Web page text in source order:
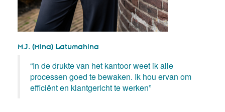
M.J. (Mina) Latumahina
“In de drukte van het kantoor weet ik alle
processen goed te bewaken. Ik hou ervan om
efficiënt en klantgericht te werken”